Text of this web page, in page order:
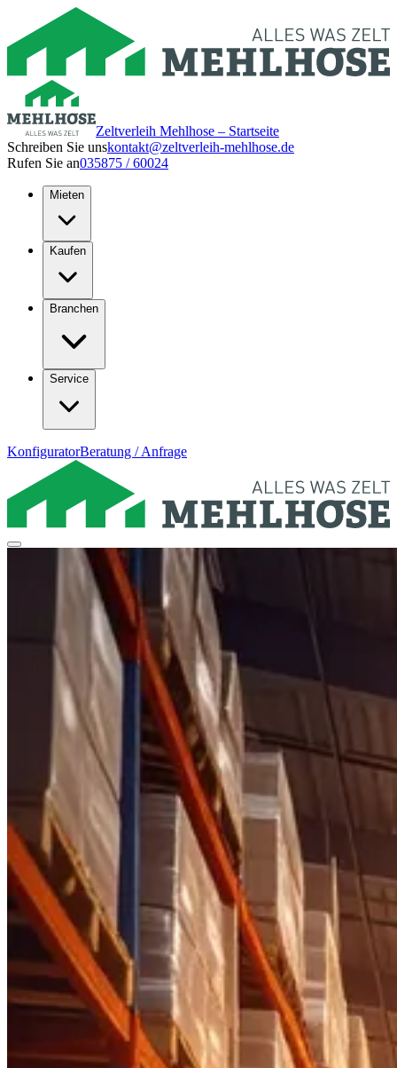
Zeltverleih Mehlhose – Startseite
Schreiben Sie unskontakt@zeltverleih-mehlhose.de
Rufen Sie an035875 / 60024
Mieten
Kaufen
Branchen
Service
KonfiguratorBeratung / Anfrage